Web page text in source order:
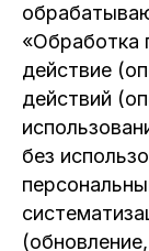
«Обработка
действие
действий
без